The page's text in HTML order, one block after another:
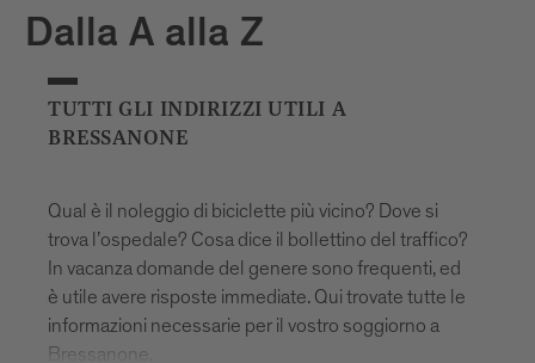
Dalla A alla Z
TUTTI GLI INDIRIZZI UTILI A
BRESSANONE
Qual è il noleggio di biciclette più vicino? Dove si
trova l’ospedale? Cosa dice il bollettino del traffico?
In vacanza domande del genere sono frequenti, ed
è utile avere risposte immediate. Qui trovate tutte le
informazioni necessarie per il vostro soggiorno a
Bressanone.